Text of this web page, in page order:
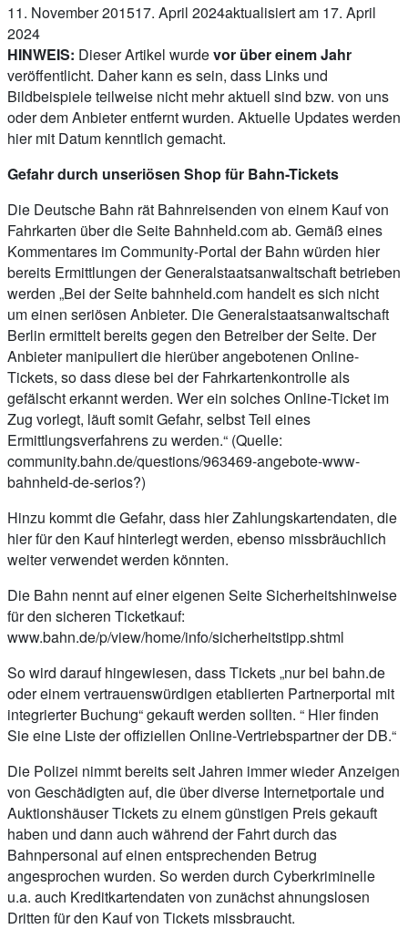
11. November 201517. April 2024aktualisiert am 17. April
2024
HINWEIS: Dieser Artikel wurdevor über einem Jahr
veröffentlicht. Daher kann es sein, dass Links und
Bildbeispiele teilweise nicht mehr aktuell sind bzw. von uns
oder dem Anbieter entfernt wurden. Aktuelle Updates werden
hier mit Datum kenntlich gemacht.
Gefahr durch unseriösen Shop für Bahn-Tickets
Die Deutsche Bahn rät Bahnreisenden von einem Kauf von
Fahrkarten über die Seite Bahnheld.com ab. Gemäß eines
Kommentares im Community-Portal der Bahn würden hier
bereits Ermittlungen der Generalstaatsanwaltschaft betrieben
werden „Bei der Seite bahnheld.com handelt es sich nicht
um einen seriösen Anbieter. Die Generalstaatsanwaltschaft
Berlin ermittelt bereits gegen den Betreiber der Seite. Der
Anbieter manipuliert die hierüber angebotenen Online-
Tickets, so dass diese bei der Fahrkartenkontrolle als
gefälscht erkannt werden. Wer ein solches Online-Ticket im
Zug vorlegt, läuft somit Gefahr, selbst Teil eines
Ermittlungsverfahrens zu werden.“ (Quelle:
community.bahn.de/questions/963469-angebote-www-
bahnheld-de-serios?)
Hinzu kommt die Gefahr, dass hier Zahlungskartendaten, die
hier für den Kauf hinterlegt werden, ebenso missbräuchlich
weiter verwendet werden könnten.
Die Bahn nennt auf einer eigenen Seite Sicherheitshinweise
für den sicheren Ticketkauf:
www.bahn.de/p/view/home/info/sicherheitstipp.shtml
So wird darauf hingewiesen, dass Tickets „nur bei bahn.de
oder einem vertrauenswürdigen etablierten Partnerportal mit
integrierter Buchung“ gekauft werden sollten. “ Hier finden
Sie eine Liste der offiziellen Online-Vertriebspartner der DB.“
Die Polizei nimmt bereits seit Jahren immer wieder Anzeigen
von Geschädigten auf, die über diverse Internetportale und
Auktionshäuser Tickets zu einem günstigen Preis gekauft
haben und dann auch während der Fahrt durch das
Bahnpersonal auf einen entsprechenden Betrug
angesprochen wurden. So werden durch Cyberkriminelle
u.a. auch Kreditkartendaten von zunächst ahnungslosen
Dritten für den Kauf von Tickets missbraucht.